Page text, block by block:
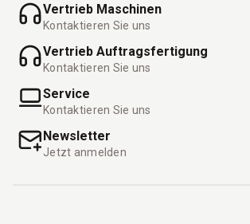
Vertrieb Maschinen
Kontaktieren Sie uns
Vertrieb Auftragsfertigung
Kontaktieren Sie uns
Service
Kontaktieren Sie uns
Newsletter
Jetzt anmelden